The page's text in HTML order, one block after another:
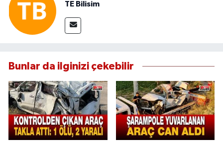
TE Bilisim
Bunlar da ilginizi çekebilir